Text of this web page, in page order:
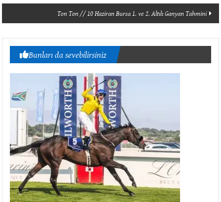
Ton Ton // 10 Haziran Bursa 1. ve 2. Altılı Ganyan Tahmini
Bunları da sevebilirsiniz